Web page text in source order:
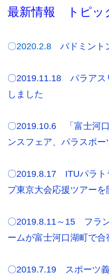
最新情報 トピッ
〇2020.2.8 バドミント
〇2019.11.18 パラアス
しました
〇2019.10.6 「富士河
ンスフェア、パラスポ
〇2019.8.17 ITUパラト
プ東京大会応援ツアーを
〇2019.8.11～15 フラ
ームが富士河口湖町で合
〇2019.7.19 スポーツ